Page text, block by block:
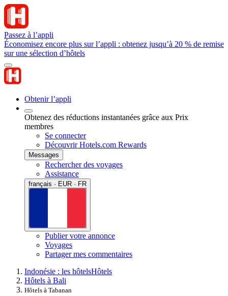
Passez à l’appli
Économisez encore plus sur l’appli : obtenez jusqu’à 20 % de remise
sur une sélection d’hôtels
Obtenir l’appli
Obtenez des réductions instantanées grâce aux Prix
membres
Se connecter
Découvrir Hotels.com Rewards
Messages
Rechercher des voyages
Assistance
français · EUR · FR
Publier votre annonce
Voyages
Partager mes commentaires
Indonésie : les hôtelsHôtels
Hôtels à Bali
Hôtels à Tabanan